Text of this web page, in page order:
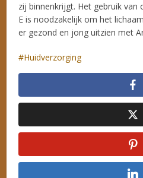
zij binnenkrijgt. Het gebruik van
E is noodzakelijk om het
er gezond en jong uitzien met
Huidverzorging